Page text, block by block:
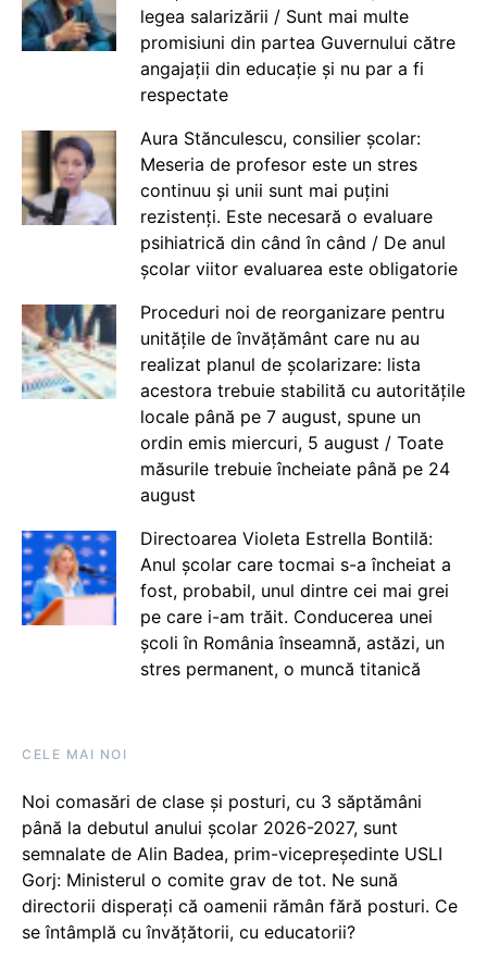
legea salarizării / Sunt mai multe
promisiuni din partea Guvernului către
angajații din educație și nu par a fi
respectate
Aura Stănculescu, consilier școlar:
Meseria de profesor este un stres
continuu și unii sunt mai puțini
rezistenți. Este necesară o evaluare
psihiatrică din când în când / De anul
școlar viitor evaluarea este obligatorie
Proceduri noi de reorganizare pentru
unitățile de învățământ care nu au
realizat planul de școlarizare: lista
acestora trebuie stabilită cu autoritățile
locale până pe 7 august, spune un
ordin emis miercuri, 5 august / Toate
măsurile trebuie încheiate până pe 24
august
Directoarea Violeta Estrella Bontilă:
Anul școlar care tocmai s-a încheiat a
fost, probabil, unul dintre cei mai grei
pe care i-am trăit. Conducerea unei
școli în România înseamnă, astăzi, un
stres permanent, o muncă titanică
CELE MAI NOI
Noi comasări de clase și posturi, cu 3 săptămâni
până la debutul anului școlar 2026-2027, sunt
semnalate de Alin Badea, prim-vicepreședinte USLI
Gorj: Ministerul o comite grav de tot. Ne sună
directorii disperați că oamenii rămân fără posturi. Ce
se întâmplă cu învățătorii, cu educatorii?